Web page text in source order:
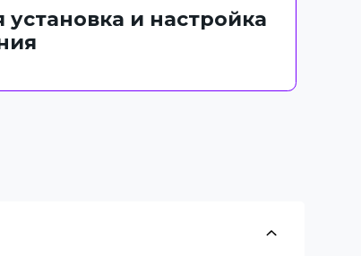
установка и настройка